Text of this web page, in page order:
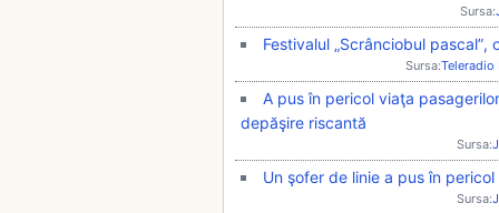
Sursa:
Festivalul „Scrânciobul
Sursa:
A pus în pericol viaţa
depăşire riscantă
Sursa:
Un şofer de linie a pus în
Sursa: